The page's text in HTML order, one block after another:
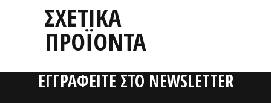
ΣΧΕΤΙΚΑ
ΠΡΟΪΟΝΤΑ
ΕΓΓΡΑΦΕΙΤΕ ΣΤΟ NEWSLETTER